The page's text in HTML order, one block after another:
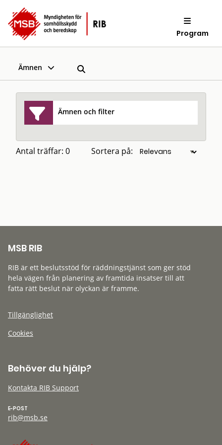
Program
Ämnen
Ämnen och filter
Antal träffar: 0 Sortera på:
MSB RIB
RIB är ett beslutsstöd för räddningstjänst som ger stöd
hela vägen från planering av framtida insatser till att
fatta rätt beslut när olyckan är framme.
Tillgänglighet
Cookies
Behöver du hjälp?
Kontakta RIB Support
E-POST
rib@msb.se